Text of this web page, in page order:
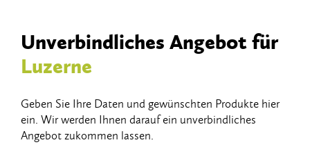
Unverbindliches Angebot für
Luzerne
Geben Sie Ihre Daten und gewünschten Produkte hier
ein. Wir werden Ihnen darauf ein unverbindliches
Angebot zukommen lassen.